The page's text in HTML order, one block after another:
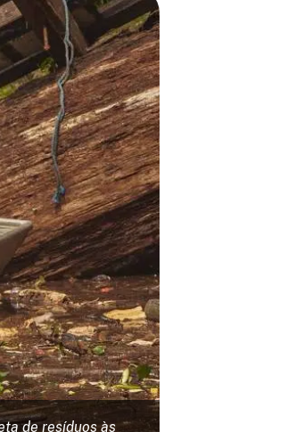
de resíduos às